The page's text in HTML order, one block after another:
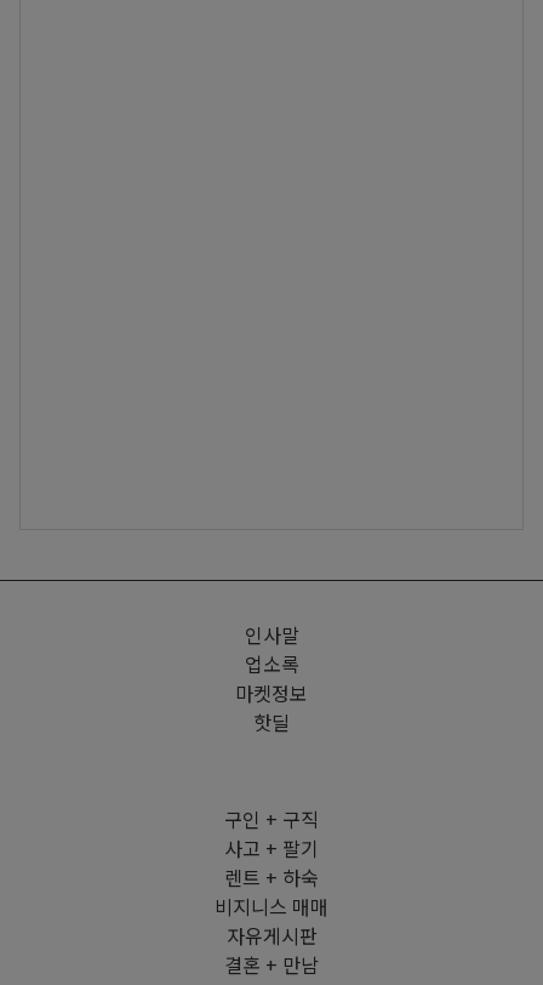
인사말
업소록
마켓정보
핫딜
구인 + 구직
사고 + 팔기
렌트 + 하숙
비지니스 매매
자유게시판
결혼 + 만남